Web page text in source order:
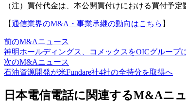
（注）買付代金は、本公開買付けにおける買付予
【通信業界のM&A・事業承継の動向はこちら 】
前のM&Aニュース
神明ホールディングス、コメックスをOICグループ
次のM&Aニュース
石油資源開発が米Fundare社4社の全持分を取得へ
日本電信電話に関連するM&Aニ